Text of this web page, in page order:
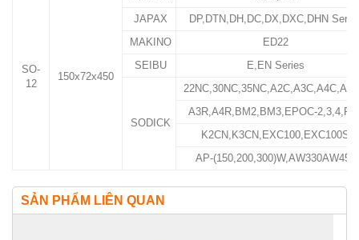
SO-
12
150x72x450
JAPAX
DP,DTN,DH,DC,DX,DXC,DHN
MAKINO
ED22
SEIBU
E,EN Series
SODICK
A3R,A4R,BM2,BM3,EPOC-
K2CN,K3CN,EXC100,EXC100S
AP-(150,200,300)W,AW330AW453
SẢN PHẨM LIÊN QUAN